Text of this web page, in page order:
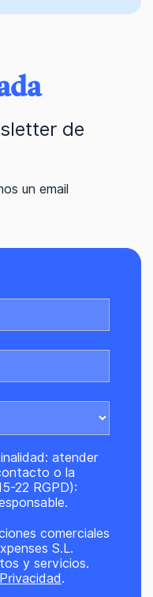
de
un email
atender
o la
22 RGPD):
comerciales
S.L.
y servicios.
.